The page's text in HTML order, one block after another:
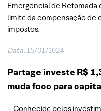
Emergencial de Retomada
limite da compensação de
impostos.
Data: 15/01/2024
Partage investe R$
muda foco para
– Conhecido pelos